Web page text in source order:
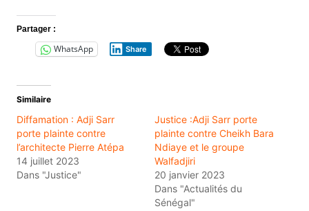
Partager :
WhatsApp Share
Similaire
Diffamation : Adji Sarr
porte plainte contre
l’architecte Pierre Atépa
14 juillet 2023
Dans "Justice"
Justice :Adji Sarr porte
plainte contre Cheikh Bara
Ndiaye et le groupe
Walfadjiri
20 janvier 2023
Dans "Actualités du
Sénégal"